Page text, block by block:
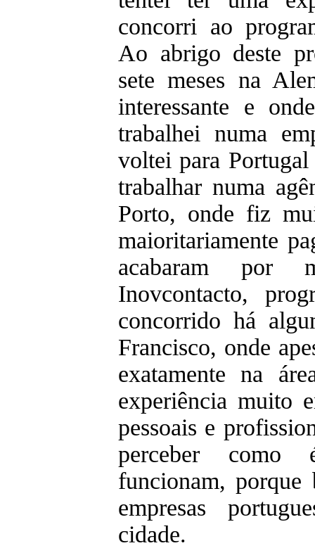
concorri ao
Ao abrigo deste
sete meses na
interessante e
trabalhei numa
voltei para
trabalhar numa
Porto, onde fiz
maioritariamente
acabaram por
Inovcontacto,
concorrido há
Francisco, onde
exatamente na
experiência muito
pessoais e
perceber como
funcionam, porque
empresas
cidade.